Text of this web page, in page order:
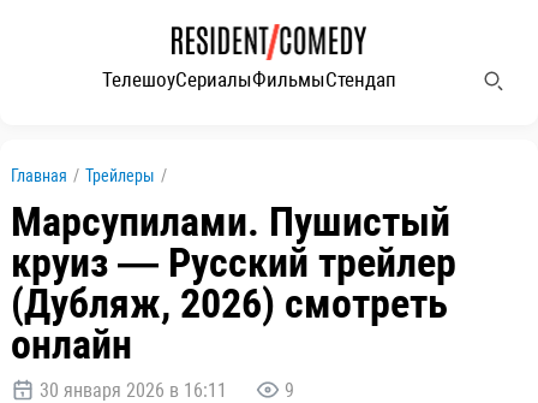
ТелешоуСериалыФильмыСтендап
Главная / Трейлеры /
Марсупилами. Пушистый
круиз — Русский трейлер
(Дубляж, 2026) смотреть
онлайн
30 января 2026 в 16:11 9